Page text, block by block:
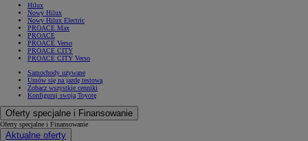
Hilux
Nowy Hilux
Nowy Hilux Electric
PROACE Max
PROACE
PROACE Verso
PROACE CITY
PROACE CITY Verso
Samochody używane
Umów się na jazdę testową
Zobacz wszystkie cenniki
Konfiguruj swoją Toyotę
Oferty specjalne i Finansowanie
Oferty specjalne i Finansowanie
Aktualne oferty